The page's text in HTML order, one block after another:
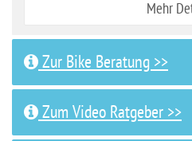
Mehr
Zur Bike Beratung >>
Zum Video Ratgeber >>